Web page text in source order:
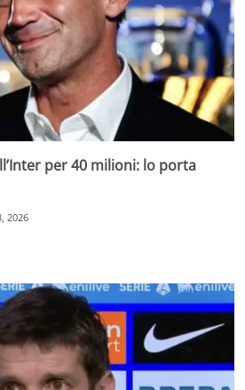
per 40 milioni: lo porta
2026